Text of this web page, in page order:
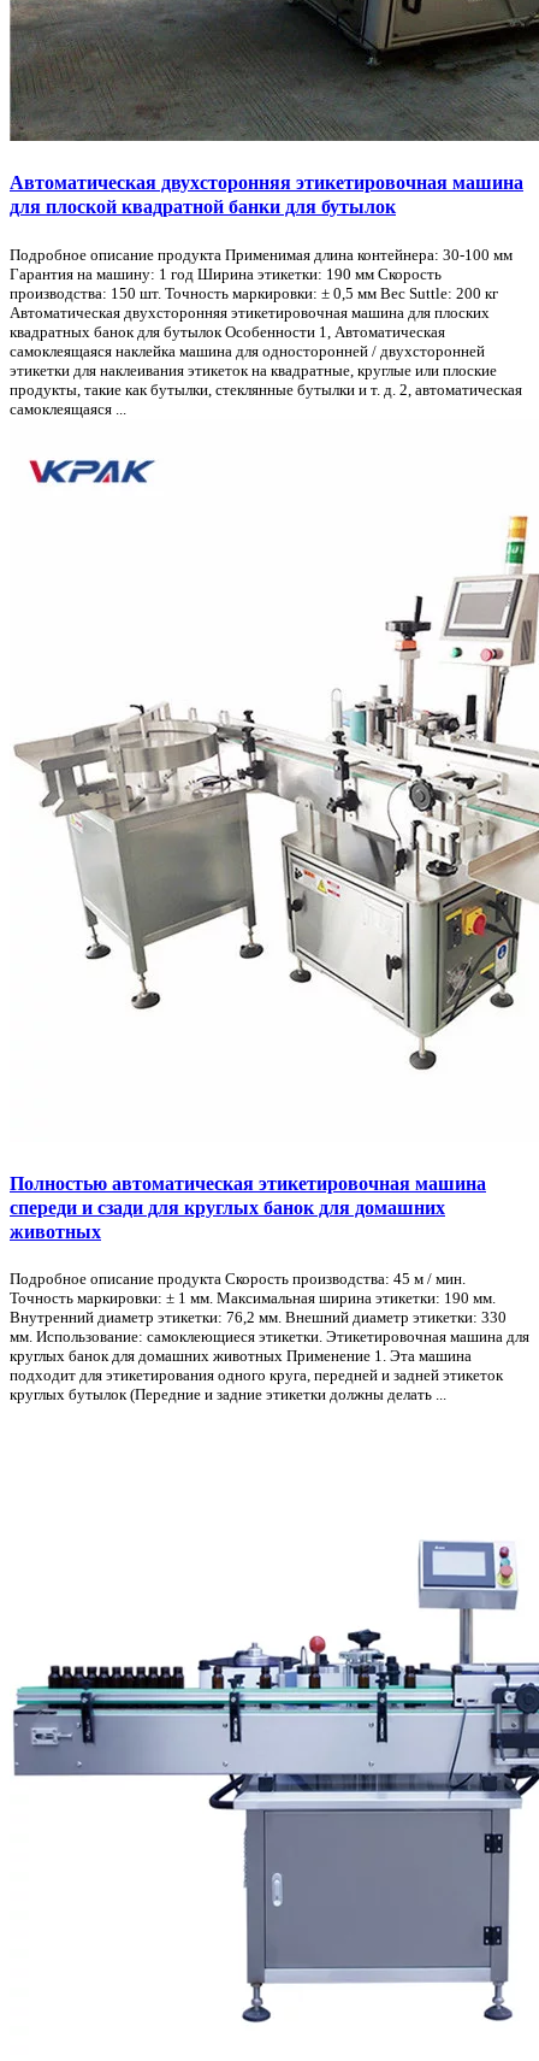
Автоматическая двухсторонняя этикетировочная машина
для плоской квадратной банки для бутылок
Подробное описание продукта Применимая длина контейнера: 30-100 мм
Гарантия на машину: 1 год Ширина этикетки: 190 мм Скорость
производства: 150 шт. Точность маркировки: ± 0,5 мм Вес Suttle: 200 кг
Автоматическая двухсторонняя этикетировочная машина для плоских
квадратных банок для бутылок Особенности 1, Автоматическая
самоклеящаяся наклейка машина для односторонней / двухсторонней
этикетки для наклеивания этикеток на квадратные, круглые или плоские
продукты, такие как бутылки, стеклянные бутылки и т. д. 2, автоматическая
самоклеящаяся ...
Полностью автоматическая этикетировочная машина
спереди и сзади для круглых банок для домашних
животных
Подробное описание продукта Скорость производства: 45 м / мин.
Точность маркировки: ± 1 мм. Максимальная ширина этикетки: 190 мм.
Внутренний диаметр этикетки: 76,2 мм. Внешний диаметр этикетки: 330
мм. Использование: самоклеющиеся этикетки. Этикетировочная машина для
круглых банок для домашних животных Применение 1. Эта машина
подходит для этикетирования одного круга, передней и задней этикеток
круглых бутылок (Передние и задние этикетки должны делать ...